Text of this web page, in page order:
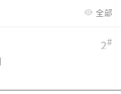
 全部
2#